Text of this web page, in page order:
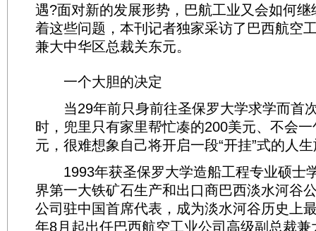
遇?面对新的发展形势，巴航工业又会如何
着这些问题，本刊记者独家采访了巴西航空
兼大中华区总裁关东元。
一个大胆的决定
当29年前只身前往圣保罗大学求学而首
时，兜里只有家里帮忙凑的200美元、不会
元，很难想象自己将开启一段“开挂”式的人
1993年获圣保罗大学造船工程专业硕士
界第一大铁矿石生产和出口商巴西淡水河谷
公司驻中国首席代表，成为淡水河谷历史上
年8月起出任巴西航空工业公司高级副总裁兼